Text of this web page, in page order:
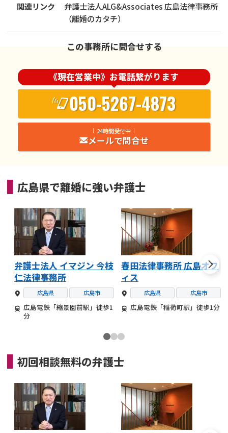
関連リンク
弁護士法人ALG&Associates 広島法律事務所
（離婚のカタチ）
この事務所に問合せする
《現在営業中》お電話繋がります
050-5267-4873
24時間受付中
メールで問合せ
広島県で離婚に強い弁護士
弁護士法人 イマジン 今枝
仁法律事務所
広島県 広島市
広島電鉄「縮景園前駅」徒歩1
分
春田法律事務所 広島オフ
ィス
広島県 広島市
広島電鉄「稲荷町駅」徒歩1分
初回相談無料の弁護士